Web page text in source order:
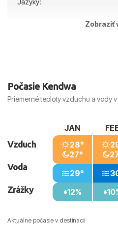
Jazyky:
Zobraziť
Počasie Kendwa
Priemerné teploty vzduchu a vody
Aktuálne počasie v destinacii
Vzduch
Voda
Zrážky
JAN
28°
27°
29°
12%